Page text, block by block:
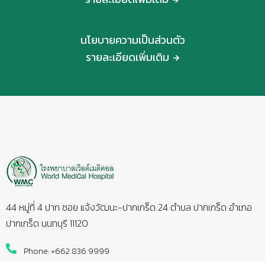
นโยบายความเป็นส่วนตัว
รายละเอียดเพิ่มเติม
44 หมู่ที่ 4 ปาก ซอย แจ้งวัฒนะ-ปากเกร็ด 24 ตำบล ปากเกร็ด อำเภอ
ปากเกร็ด นนทบุรี 11120
Phone: +662 836 9999